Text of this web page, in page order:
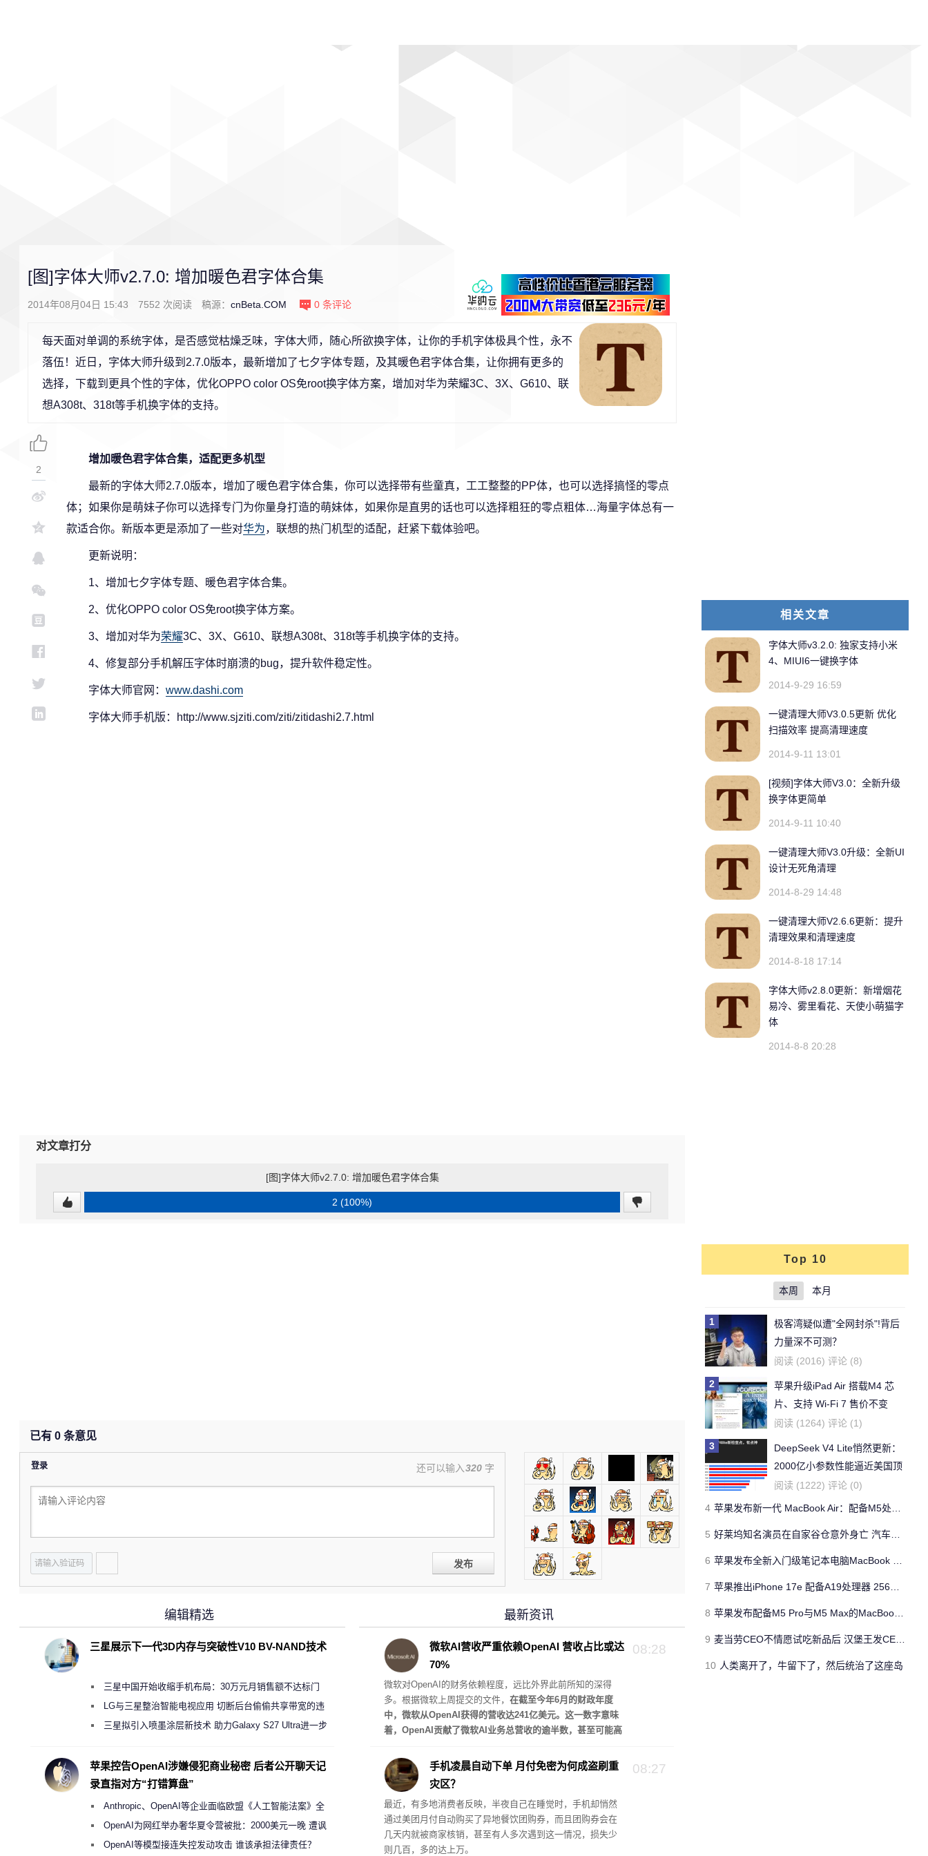
[图]字体大师v2.7.0: 增加暖色君字体合集
2014年08月04日 15:43 7552 次阅读 稿源： cnBeta.COM 0 条评论
每天面对单调的系统字体，是否感觉枯燥乏味，字体大师，随心所欲换字体，让你的手机字体极具个性，永不
落伍！近日，字体大师升级到2.7.0版本，最新增加了七夕字体专题，及其暖色君字体合集，让你拥有更多的
选择，下载到更具个性的字体，优化OPPO color OS免root换字体方案，增加对华为荣耀3C、3X、G610、联
想A308t、318t等手机换字体的支持。
增加暖色君字体合集，适配更多机型
最新的字体大师2.7.0版本，增加了暖色君字体合集，你可以选择带有些童真，工工整整的PP体，也可以选择搞怪的零点
体；如果你是萌妹子你可以选择专门为你量身打造的萌妹体，如果你是直男的话也可以选择粗狂的零点粗体…海量字体总有一
款适合你。新版本更是添加了一些对华为，联想的热门机型的适配，赶紧下载体验吧。
更新说明：
1、增加七夕字体专题、暖色君字体合集。
2、优化OPPO color OS免root换字体方案。
3、增加对华为荣耀3C、3X、G610、联想A308t、318t等手机换字体的支持。
4、修复部分手机解压字体时崩溃的bug，提升软件稳定性。
字体大师官网： www.dashi.com
字体大师手机版：http://www.sjziti.com/ziti/zitidashi2.7.html
2
对文章打分
[图]字体大师v2.7.0: 增加暖色君字体合集
2 (100%)
已有 0 条意见
登录 还可以输入320 字
发布
最新资讯
08:28
微软AI营收严重依赖OpenAI 营收占比或达
70%
微软对OpenAI的财务依赖程度，远比外界此前所知的深得
多。根据微软上周提交的文件， 在截至今年6月的财政年度
中，微软从OpenAI获得的营收达241亿美元。这一数字意味
着，OpenAI贡献了微软AI业务总营收的逾半数，甚至可能高
08:27
手机凌晨自动下单 月付免密为何成盗刷重
灾区？
最近，有多地消费者反映，半夜自己在睡觉时，手机却悄然
通过美团月付自动购买了异地餐饮团购券，而且团购券会在
几天内就被商家核销，甚至有人多次遇到这一情况，损失少
则几百，多的达上万。
编辑精选
三星展示下一代3D内存与突破性V10 BV-NAND技术
三星中国开始收缩手机布局：30万元月销售额不达标门
店 将被逐步清退
LG与三星整治智能电视应用 切断后台偷偷共享带宽的违
规行为三星拟引入喷墨涂层新技术 助力Galaxy S27 Ultra进一步
苹果控告OpenAI涉嫌侵犯商业秘密 后者公开聊天记
录直指对方“打错算盘”
Anthropic、OpenAI等企业面临欧盟《人工智能法案》全
新执法权限审查
OpenAI为网红举办奢华夏令营被批：2000美元一晚 遭讽
“反乌托邦”
OpenAI等模型接连失控发动攻击 谁该承担法律责任？
相关文章
字体大师v3.2.0: 独家支持小米
4、MIUI6一键换字体
2014-9-29 16:59
一键清理大师V3.0.5更新 优化
扫描效率 提高清理速度
2014-9-11 13:01
[视频]字体大师V3.0：全新升级
换字体更简单
2014-9-11 10:40
一键清理大师V3.0升级：全新UI
设计无死角清理
2014-8-29 14:48
一键清理大师V2.6.6更新：提升
清理效果和清理速度
2014-8-18 17:14
字体大师v2.8.0更新：新增烟花
易冷、雾里看花、天使小萌猫字
体
2014-8-8 20:28
Top 10
本周 本月
1
极客湾疑似遭"全网封杀"!背后
力量深不可测？
阅读 (2016) 评论 (8)
2
苹果升级iPad Air 搭载M4 芯
片、支持 Wi‑Fi 7 售价不变
阅读 (1264) 评论 (1)
3
DeepSeek V4 Lite悄然更新：
2000亿小参数性能逼近美国顶
流
阅读 (1222) 评论 (0)
4 苹果发布新一代 MacBook Air：配备M5处理器 性能、存储与 AI 全面升级 ​
5 好莱坞知名演员在自家谷仓意外身亡 汽车搭电时突然自燃
6 苹果发布全新入门级笔记本电脑MacBook Neo 起售价599美元
7 苹果推出iPhone 17e 配备A19处理器 256GB容量起步 刘海屏依旧
8 苹果发布配备M5 Pro与M5 Max的MacBook Pro 本地AI能力再升级 ​
9 麦当劳CEO不情愿试吃新品后 汉堡王发CEO狠咬皇堡视频借势营销
10 人类离开了，牛留下了，然后统治了这座岛